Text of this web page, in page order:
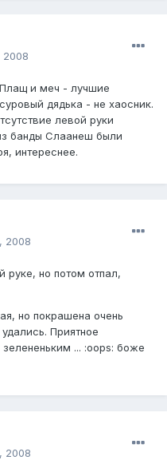
2008
и меч - лучшие
дядька - не хаосник.
левой руки
банды Слаанеш были
интереснее.
2008
руке, но потом отпал,
но покрашена очень
Приятное
... :oops: боже
2008